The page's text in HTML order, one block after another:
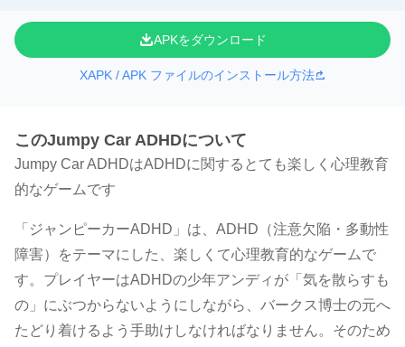
APKをダウンロード
XAPK / APK ファイルのインストール方法
このJumpy Car ADHDについて
Jumpy Car ADHDはADHDに関するとても楽しく心理教育
的なゲームです
「ジャンピーカーADHD」は、ADHD（注意欠陥・多動性
障害）をテーマにした、楽しくて心理教育的なゲームで
す。プレイヤーはADHDの少年アンディが「気を散らすも
の」にぶつからないようにしながら、バークス博士の元へ
たどり着けるよう手助けしなければなりません。そのため